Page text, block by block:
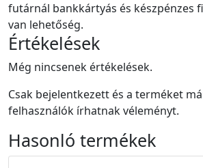
futárnál bankkártyás és készpénzes
van lehetőség.
Értékelések
Még nincsenek értékelések.
Csak bejelentkezett és a terméket
felhasználók írhatnak véleményt.
Hasonló termékek